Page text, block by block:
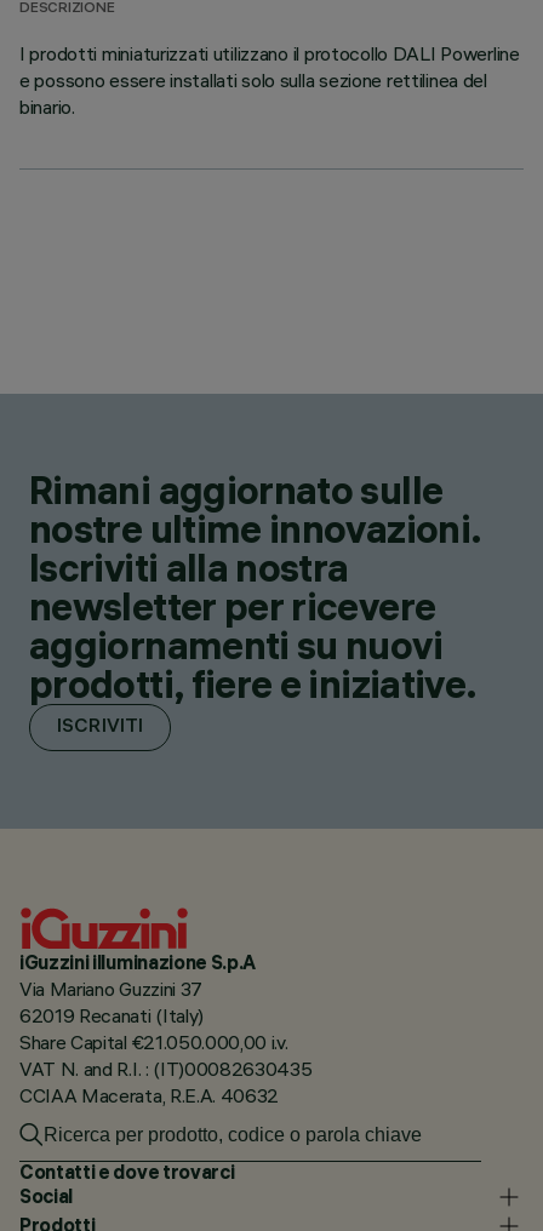
DESCRIZIONE
I prodotti miniaturizzati utilizzano il protocollo DALI Powerline
e possono essere installati solo sulla sezione rettilinea del
binario.
Rimani aggiornato sulle
nostre ultime innovazioni.
Iscriviti alla nostra
newsletter per ricevere
aggiornamenti su nuovi
prodotti, fiere e iniziative.
ISCRIVITI
iGuzzini illuminazione S.p.A
Via Mariano Guzzini 37
62019 Recanati (Italy)
Share Capital €21.050.000,00 i.v.
VAT N. and R.I. : (IT)00082630435
CCIAA Macerata, R.E.A. 40632
Contatti e dove trovarci
Social
Prodotti